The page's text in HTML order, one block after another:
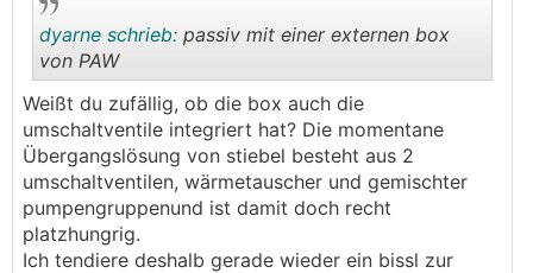
..
dyarne schrieb: passiv mit einer externen box
von PAW
Weißt du zufällig, ob die box auch die
umschaltventile integriert hat? Die momentane
Übergangslösung von stiebel besteht aus 2
umschaltventilen, wärmetauscher und gemischter
pumpengruppenund ist damit doch recht
platzhungrig.
Ich tendiere deshalb gerade wieder ein bissl zur